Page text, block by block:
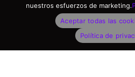
nuestros esfuerzos de marketing.
Aceptar todas las
Política de